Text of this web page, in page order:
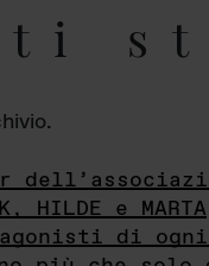
HILDE e MARTA
di